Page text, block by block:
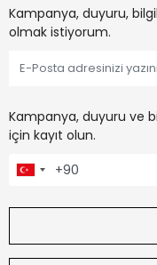
Kampanya, duyuru,
olmak istiyorum.
Kampanya, duyuru ve
için kayıt olun.